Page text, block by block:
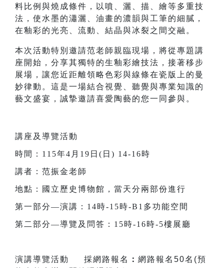
料比例與燒成條件，以噴、灑、描、繪等多重技
法，使水墨的瀟灑、油畫的濃韻與工筆的細膩，
在釉彩的光亮、流動、結晶與冰裂之間交融。
本次活動特別邀請范老師親臨現場，將從專題講
座開始，分享其獨特的生釉彩繪技法，接著移步
展場，讓您近距離領略色彩與線條在瓷版上的曼
妙律動。 這是一場結合視覺、聽覺與專業知識的
藝文盛宴，誠摯邀請喜愛陶藝的您一同參與。
講 座及導覽活動
時間：115年4月19日(日) 14-16時
講者：范振金老師
地點：國立歷史博物館，當天分兩部份進行
第一部分—演講：14時-15時-B1多功能空間
第二部分—導覽及問答：15時-16時-5樓展廳
演講導覽活動 採網路報名 ： 網路報名50名(預